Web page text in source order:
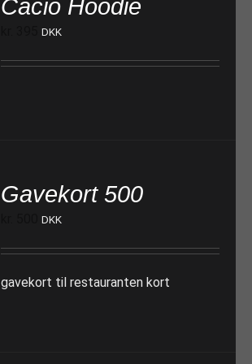
Cacio Hoodie
DKK
Gavekort 500
DKK
gavekort til restauranten kort